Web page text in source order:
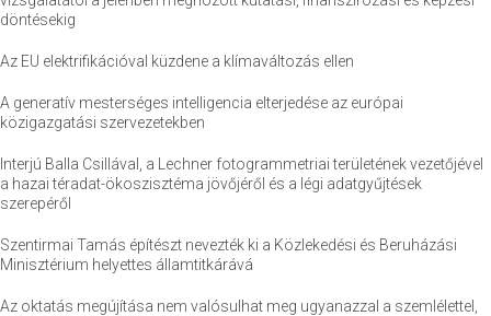
döntésekig
Az EU elektrifikációval küzdene a klímaváltozás ellen
A generatív mesterséges intelligencia elterjedése az európai
közigazgatási szervezetekben
Interjú Balla Csillával, a Lechner fotogrammetriai területének vezetőjével
a hazai téradat-ökoszisztéma jövőjéről és a légi adatgyűjtések
szerepéről
Szentirmai Tamás építészt nevezték ki a Közlekedési és Beruházási
Minisztérium helyettes államtitkárává
Az oktatás megújítása nem valósulhat meg ugyanazzal a szemlélettel,